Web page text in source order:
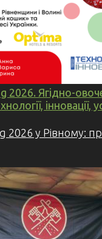
2026. Ягідно-
інновації,
2026 у Рівному: